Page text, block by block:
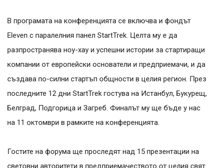
В програмата на конференцията се включва и фондът
Eleven с паралелния панел StartTrek. Целта му е да
разпространява ноу-хау и успешни истории за стартиращи
компании от европейски основатели и предприемачи, и да
създава по-силни стартъп общности в целия регион. През
последните 12 дни StartTrek гостува на Истанбул, Букурещ,
Белград, Подгорица и Загреб. Финалът му ще бъде у нас
на 11 октомври в рамките на конференцията.
Гостите на форума ще проследят над 15 презентации на
световни авторитети в предприемачеството от целия свят